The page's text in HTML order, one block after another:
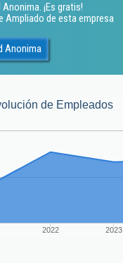
¡Es gratis!
Ampliado de esta empresa
Anonima
de Empleados
2022 2023